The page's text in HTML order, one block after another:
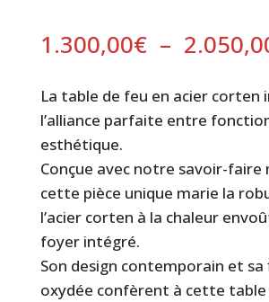
1.300,00€ –
La table de feu en acier corten
l’alliance parfaite entre
esthétique.
Conçue avec notre savoir-faire
cette pièce unique marie la
l’acier corten à la chaleur
foyer intégré.
Son design contemporain et
oxydée confèrent à cette table